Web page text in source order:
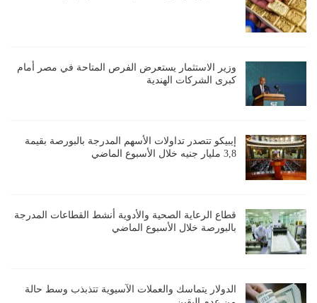
وزير الاستثمار يستعرض الفرص المتاحة في مصر أمام
كبرى الشركات الهندية
إيبيكو تتصدر تداولات الأسهم المدرجة بالبورصة بقيمة
3,8 مليار جنيه خلال الأسبوع الماضي
قطاع الرعاية الصحية والأدوية أنشط القطاعات المدرجة
بالبورصة خلال الأسبوع الماضي
الدولار يتماسك والعملات الآسيوية تتذبذب وسط حالة